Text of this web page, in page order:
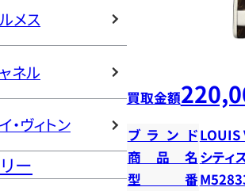
メス
ネル
・ヴィトン
ー
買取金額
ブランドLOUIS
商品名 シティ
型番